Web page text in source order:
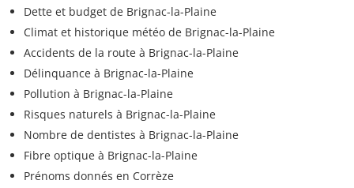
Dette et budget de Brignac-la-Plaine
Climat et historique météo de Brignac-la-Plaine
Accidents de la route à Brignac-la-Plaine
Délinquance à Brignac-la-Plaine
Pollution à Brignac-la-Plaine
Risques naturels à Brignac-la-Plaine
Nombre de dentistes à Brignac-la-Plaine
Fibre optique à Brignac-la-Plaine
Prénoms donnés en Corrèze